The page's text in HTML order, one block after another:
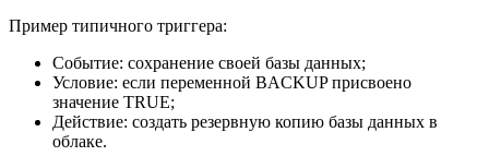
Пример типичного триггера:
Событие: сохранение своей базы данных;
Условие: если переменной BACKUP присвоено
значение TRUE;
Действие: создать резервную копию базы данных в
облаке.